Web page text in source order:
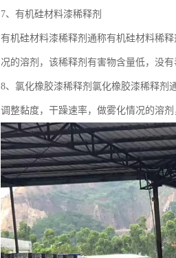
7、有机硅材料漆稀释剂
有机硅材料漆稀释剂通称有机硅材料稀
况的溶剂，该稀释剂有害物含量低，没有
8、氯化橡胶漆稀释剂氯化橡胶漆稀释剂
调整黏度，干躁速率，做雾化情况的溶